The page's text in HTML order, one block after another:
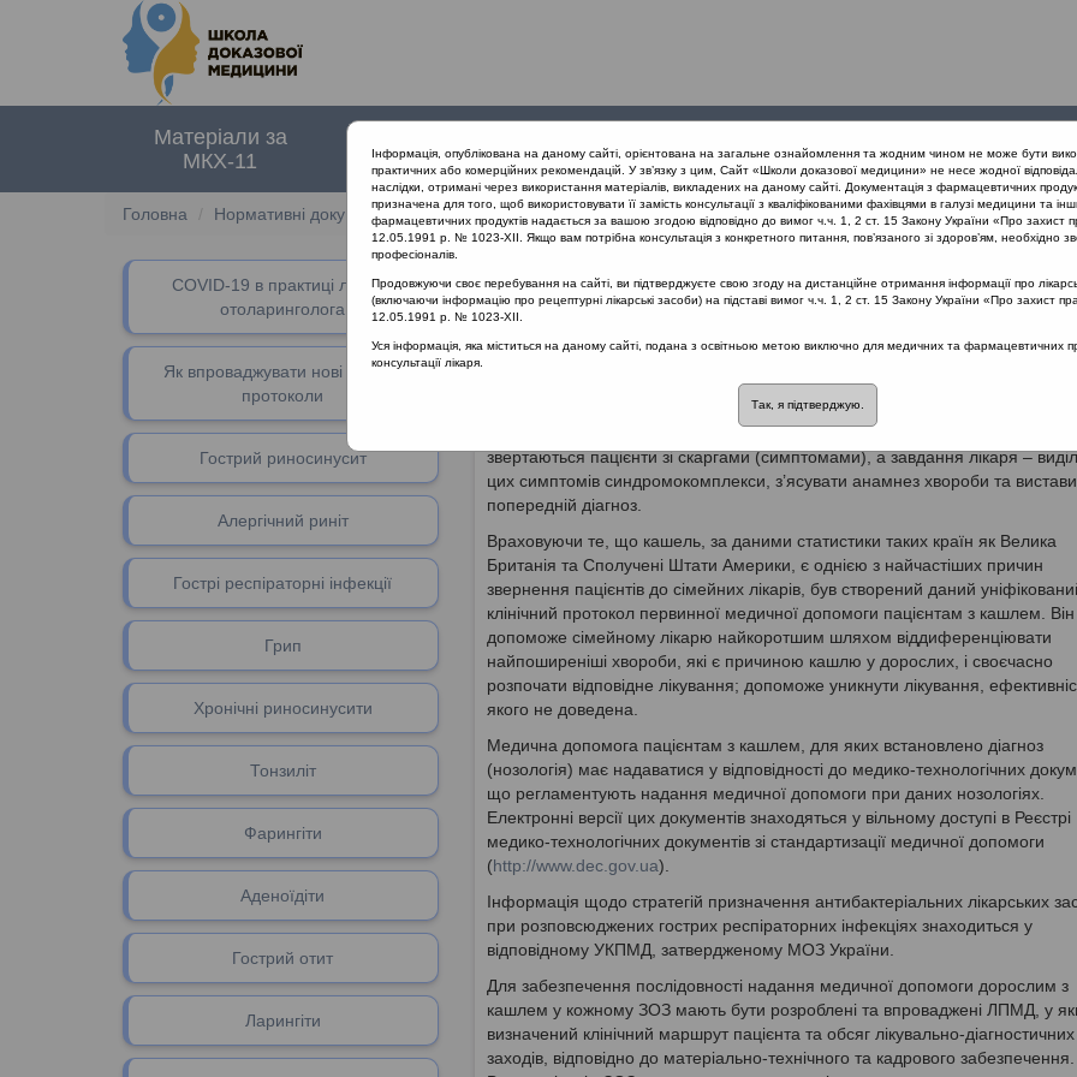
Матеріали за
МКХ-11
документи
заходи
проекту
Головна Нормативні документи Бронхіт
СOVID-19 в практиці лікаря-
отоларинголога
Як впроваджувати нові клінічні
протоколи
Гострий риносинусит
Алергічний риніт
Гострі респіраторні інфекції
Грип
Хронічні риносинусити
Тонзиліт
Фарингіти
Аденоїдіти
Гоcтрий отит
Ларингіти
ЗАТВЕРДЖЕНО Наказ Міністерства охорони здоров’я України 8 червня
ІІ. Загальна частина
Специфіка первинної медичної допомоги полягає в тому, що до лікаря
звертаються пацієнти зі скаргами (симптомами), а завдання лікаря –
цих симптомів синдромокомплекси, з’ясувати анамнез хвороби та
попередній діагноз.
Враховуючи те, що кашель, за даними статистики таких країн як Велика
Британія та Сполучені Штати Америки, є однією з найчастіших причин
звернення пацієнтів до сімейних лікарів, був створений даний
клінічний протокол первинної медичної допомоги пацієнтам з кашлем. Він
допоможе сімейному лікарю найкоротшим шляхом віддиференціювати
найпоширеніші хвороби, які є причиною кашлю у дорослих, і своєчасно
розпочати відповідне лікування; допоможе уникнути лікування,
якого не доведена.
Медична допомога пацієнтам з кашлем, для яких встановлено діагноз
(нозологія) має надаватися у відповідності до медико-технологічних
що регламентують надання медичної допомоги при даних нозологіях.
Електронні версії цих документів знаходяться у вільному доступі в Реєстрі
медико-технологічних документів зі стандартизації медичної допомоги
(http://www.dec.gov.ua).
Інформація щодо стратегій призначення антибактеріальних лікарських
при розповсюджених гострих респіраторних інфекціях знаходиться у
відповідному УКПМД, затвердженому МОЗ України.
Для забезпечення послідовності надання медичної допомоги дорослим з
кашлем у кожному ЗОЗ мають бути розроблені та впроваджені ЛПМД, у
визначений клінічний маршрут пацієнта та обсяг лікувально-діагностичних
заходів, відповідно до матеріально-технічного та кадрового забезпечення.
Інформація, опублікована на даному сайті, орієнтована на загальне ознайомлення та жодним чином не може бути
практичних або комерційних рекомендацій. У зв’язку з цим, Сайт «Школи доказової медицини» не несе жодної
наслідки, отримані через використання матеріалів, викладених на даному сайті. Документація з фармацевтичних
призначена для того, щоб використовувати її замість консультації з кваліфікованими фахівцями в галузі медицини та
фармацевтичних продуктів надається за вашою згодою відповідно до вимог ч.ч. 1, 2 ст. 15 Закону України «Про захист
12.05.1991 р. № 1023-XII. Якщо вам потрібна консультація з конкретного питання, пов’язаного зі здоров’ям, необхідно
професіоналів.
Продовжуючи своє перебування на сайті, ви підтверджуєте свою згоду на дистанційне отримання інформації про
(включаючи інформацію про рецептурні лікарські засоби) на підставі вимог ч.ч. 1, 2 ст. 15 Закону України «Про захист
12.05.1991 р. № 1023-XII.
Уся інформація, яка міститься на даному сайті, подана з освітньою метою виключно для медичних та фармацевтичних
консультації лікаря.
Так, я підтверджую.